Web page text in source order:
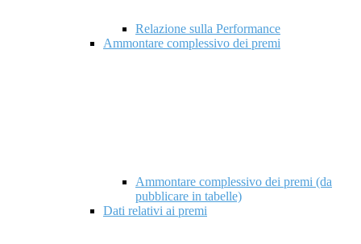
Relazione sulla Performance
Ammontare complessivo dei premi
Ammontare complessivo dei premi (da
pubblicare in tabelle)
Dati relativi ai premi